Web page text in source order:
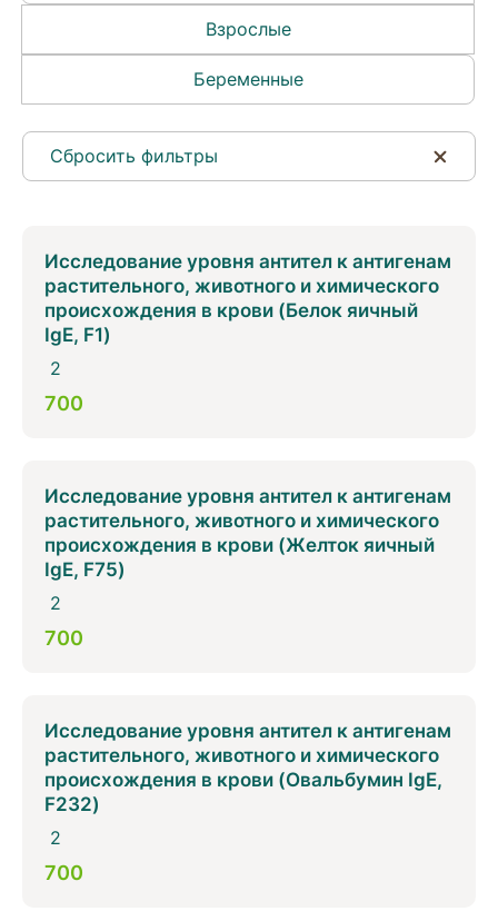
Взрослые
Беременные
Сбросить фильтры
Исследование уровня антител к антигенам
растительного, животного и химического
происхождения в крови (Белок яичный
IgE, F1)
2
700
Исследование уровня антител к антигенам
растительного, животного и химического
происхождения в крови (Желток яичный
IgE, F75)
2
700
Исследование уровня антител к антигенам
растительного, животного и химического
происхождения в крови (Овальбумин IgE,
F232)
2
700